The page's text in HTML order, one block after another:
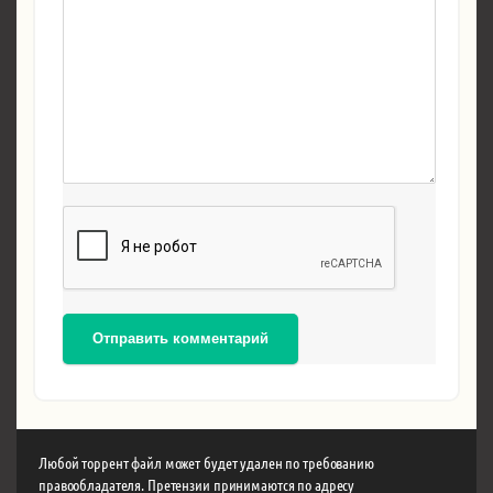
Отправить комментарий
Любой торрент файл может будет удален по требованию
правообладателя. Претензии принимаются по адресу